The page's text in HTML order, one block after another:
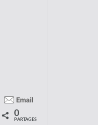
0
PARTAGES